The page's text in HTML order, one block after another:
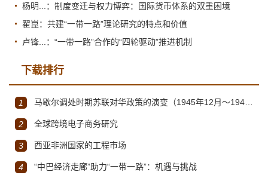
杨明...：制度变迁与权力博弈：国际货币体系的双重困境
翟崑：共建“一带一路”理论研究的特点和价值
卢锋...：“一带一路”合作的“四轮驱动”推进机制
下载排行
1 马歇尔调处时期苏联对华政策的演变（1945年12月～1947年1月）
2 全球跨境电子商务研究
3 西亚非洲国家的工程市场
4 “中巴经济走廊”助力“一带一路”：机遇与挑战